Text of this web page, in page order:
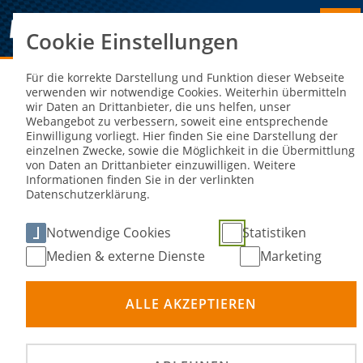
Sie sind hier: NEWS
Klare Angelenheiten und enge Spiele
05. Sep 2022
Cookie Einstellungen
Für die korrekte Darstellung und Funktion dieser Webseite
verwenden wir notwendige Cookies. Weiterhin übermitteln
wir Daten an Drittanbieter, die uns helfen, unser
Webangebot zu verbessern, soweit eine entsprechende
Einwilligung vorliegt. Hier finden Sie eine Darstellung der
einzelnen Zwecke, sowie die Möglichkeit in die Übermittlung
von Daten an Drittanbieter einzuwilligen. Weitere
Informationen finden Sie in der verlinkten
Datenschutzerklärung.
Notwendige Cookies
Statistiken
Medien & externe Dienste
Marketing
ALLE AKZEPTIEREN